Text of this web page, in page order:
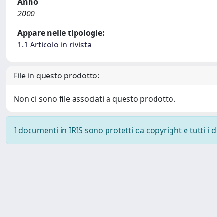
2000
Appare nelle tipologie:
1.1 Articolo in rivista
File in questo prodotto:
Non ci sono file associati a questo prodotto.
I documenti in IRIS sono protetti da copyright e tutti i